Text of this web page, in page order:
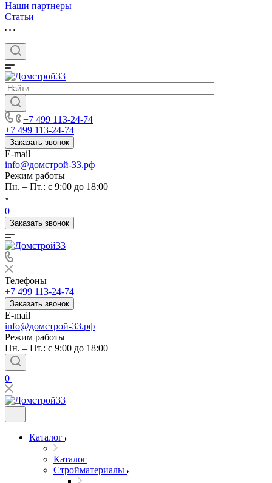
Наши партнеры
Статьи
+7 499 113-24-74
+7 499 113-24-74
Заказать звонок
E-mail
info@домстрой-33.рф
Режим работы
Пн. – Пт.: с 9:00 до 18:00
0
Заказать звонок
Телефоны
+7 499 113-24-74
Заказать звонок
E-mail
info@домстрой-33.рф
Режим работы
Пн. – Пт.: с 9:00 до 18:00
0
Каталог
Каталог
Стройматериалы